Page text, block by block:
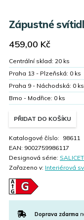
Zápustné
459,00 Kč
Centrální sklad: 20 ks
Praha 13 - Plzeňská: 0 ks
Praha 9 - Náchodská: 0 ks
Brno - Modřice: 0 ks
PŘIDAT DO KOŠÍKU
Katalogové číslo: 98611
EAN: 9002759986117
Designová série:
Zařazeno v: Interiérová
Doprava zdarma